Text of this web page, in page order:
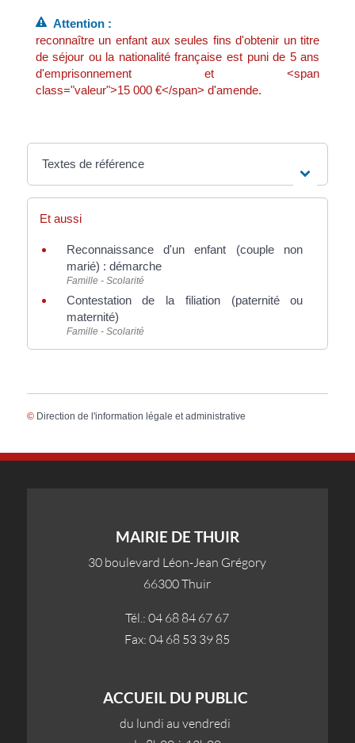
Attention :
reconnaître un enfant aux seules fins d'obtenir un titre
de séjour ou la nationalité française est puni de 5 ans
d'emprisonnement et <span
class="valeur">15 000 €</span> d'amende.
Textes de référence
Et aussi
Reconnaissance d'un enfant (couple non
marié) : démarche
Famille - Scolarité
Contestation de la filiation (paternité ou
maternité)
Famille - Scolarité
© Direction de l'information légale et administrative
MAIRIE DE THUIR
30 boulevard Léon-Jean Grégory
66300 Thuir
Tél.: 04 68 84 67 67
Fax: 04 68 53 39 85
ACCUEIL DU PUBLIC
du lundi au vendredi